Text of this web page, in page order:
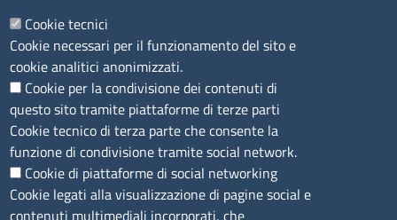
P.IVA01047570906
Codice Fiscale 80000930901
Codice Univoco per le fatture elettroniche
LINK UTILI
Segnalazione di illecito
Amministrazione Trasparente
Cookie tecnici
Cookie necessari per il funzionamento del sito e
cookie analitici anonimizzati.
Cookie per la condivisione dei contenuti di
questo sito tramite piattaforme di terze parti
Cookie tecnico di terza parte che consente la
funzione di condivisione tramite social network.
Cookie di piattaforme di social networking
Cookie legati alla visualizzazione di pagine social e
contenuti multimediali incorporati, che